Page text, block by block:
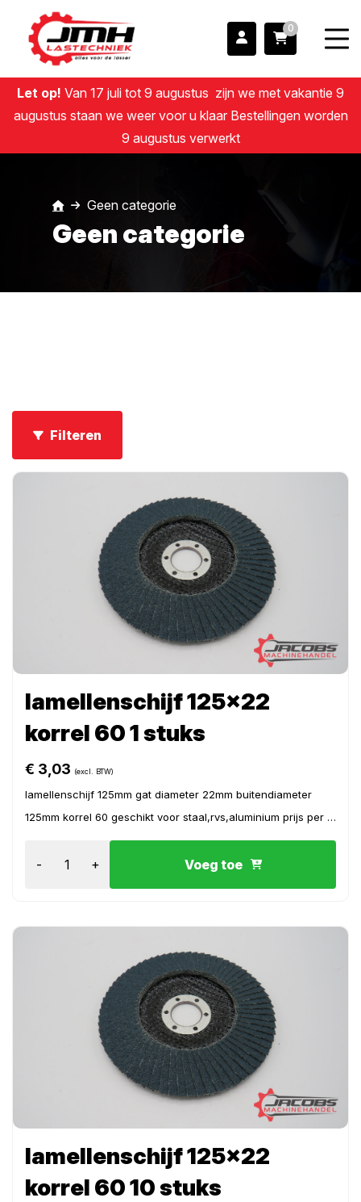
0
Let op! Van 17 juli tot 9 augustus zijn we met vakantie 9
augustus staan we weer voor u klaar Bestellingen worden
9 augustus verwerkt
Geen categorie
Geen categorie
Filteren
lamellenschijf 125×22
korrel 60 1 stuks
€ 3,03 (excl. BTW)
lamellenschijf 125mm gat diameter 22mm buitendiameter
125mm korrel 60 geschikt voor staal,rvs,aluminium prijs per 1
- + Voeg toe
lamellenschijf 125×22
korrel 60 10 stuks